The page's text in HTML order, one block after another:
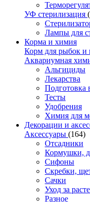
УФ стерилизация
Лампы для
Корма и химия
Корм для рыбок и
Аквариумная
Альгициды
Лекарства
Подготовка
Тесты
Удобрения
Химия для
Декорации и
Аксессуары (164)
Отсадники
Кормушки,
Сифоны
Скребки,
Сачки
Уход за
Разное